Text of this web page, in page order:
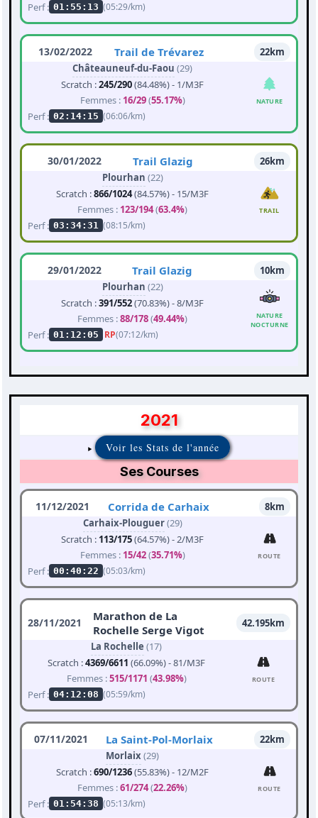
Perf : 01:55:13 (05:29/km)
13/02/2022 Trail de Trévarez
22km
Châteauneuf-du-Faou (29)
Scratch :245/290(84.48%) - 1/M3F
Femmes : 16/29(55.17%)
Perf : 02:14:15 (06:06/km)
NATURE
30/01/2022 Trail Glazig
26km
Plourhan (22)
Scratch :866/1024(84.57%) - 15/M3F
Femmes : 123/194(63.4%)
Perf : 03:34:31 (08:15/km)
TRAIL
29/01/2022 Trail Glazig
10km
Plourhan (22)
Scratch :391/552(70.83%) - 8/M3F
Femmes :88/178(49.44%)
Perf : 01:12:05 RP(07:12/km)
NATURE
NOCTURNE
2021
Voir les Stats de l'année
Ses Courses
11/12/2021 Corrida de Carhaix
8km
Carhaix-Plouguer(29)
Scratch : 113/175(64.57%) - 2/M3F
Femmes : 15/42(35.71%)
Perf : 00:40:22 (05:03/km)
ROUTE
28/11/2021
Marathon de La
Rochelle Serge Vigot
42.195km
La Rochelle (17)
Scratch :4369/6611 (66.09%) - 81/M3F
Femmes :515/1171 (43.98%)
Perf : 04:12:08 (05:59/km)
ROUTE
07/11/2021 La Saint-Pol-Morlaix
22km
Morlaix(29)
Scratch :690/1236(55.83%) - 12/M2F
Femmes :61/274(22.26%)
Perf : 01:54:38 (05:13/km)
ROUTE